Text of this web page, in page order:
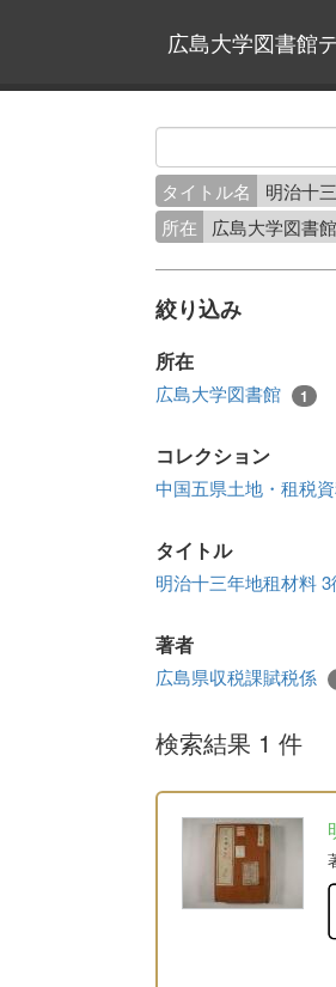
広島大学図書館
タイトル名
明治十
所在
広島大学図書館
絞り込み
所在
広島大学図書館 1
コレクション
中国五県土地・租税
タイトル
明治十三年地租材料
著者
広島県収税課賦税係
検索結果 1 件